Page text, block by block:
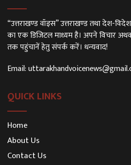
“उत्तराखण्ड वॉइस” उत्तराखण्ड तथा देश-
का एक डिजिटल माध्यम है। अपने विचार
तक पहुंचानें हेतु संपर्क करें। धन्यवाद!
Email:
QUICK LINKS
Home
About Us
Contact Us